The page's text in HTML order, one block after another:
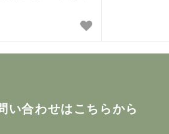
い合わせはこちらから